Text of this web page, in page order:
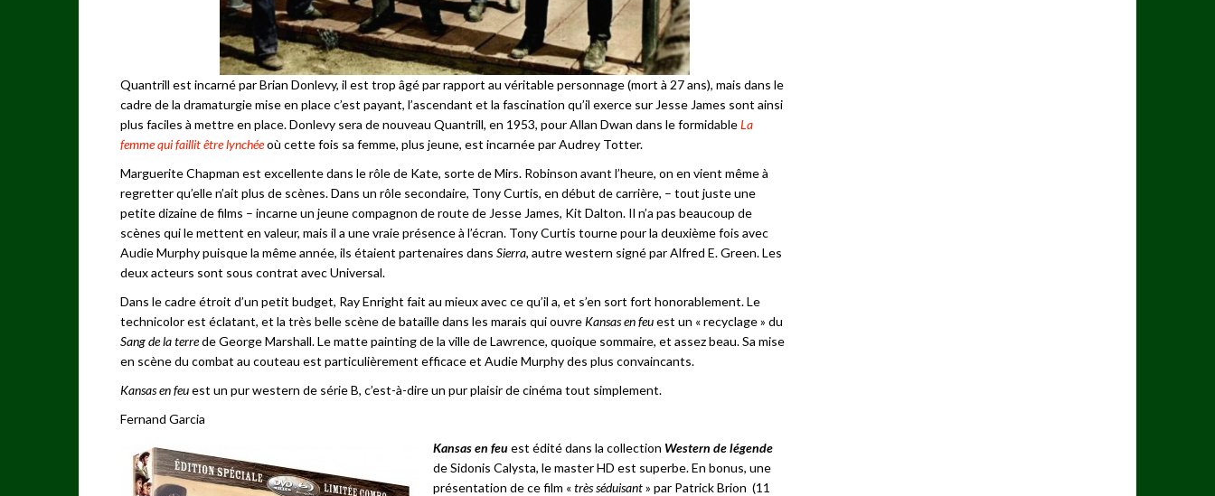
Quantrill est incarné par Brian Donlevy, il est trop âgé par rapport au véritable personnage (mort à 27 ans), mais dans le
cadre de la dramaturgie mise en place c’est payant, l’ascendant et la fascination qu’il exerce sur Jesse James sont ainsi
plus faciles à mettre en place. Donlevy sera de nouveau Quantrill, en 1953, pour Allan Dwan dans le formidableLa
femme qui faillit être lynchéeoù cette fois sa femme, plus jeune, est incarnée par Audrey Totter.
Marguerite Chapman est excellente dans le rôle de Kate, sorte de Mirs. Robinson avant l’heure, on en vient même à
regretter qu’elle n’ait plus de scènes. Dans un rôle secondaire, Tony Curtis, en début de carrière, – tout juste une
petite dizaine de films – incarne un jeune compagnon de route de Jesse James, Kit Dalton. Il n’a pas beaucoup de
scènes qui le mettent en valeur, mais il a une vraie présence à l’écran. Tony Curtis tourne pour la deuxième fois avec
Audie Murphy puisque la même année, ils étaient partenaires dans Sierra, autre western signé par Alfred E. Green. Les
deux acteurs sont sous contrat avec Universal.
Dans le cadre étroit d’un petit budget, Ray Enright fait au mieux avec ce qu’il a, et s’en sort fort honorablement. Le
technicolor est éclatant, et la très belle scène de bataille dans les marais qui ouvre Kansas en feuest un « recyclage » du
Sang de la terrede George Marshall. Le matte painting de la ville de Lawrence, quoique sommaire, et assez beau. Sa mise
en scène du combat au couteau est particulièrement efficace et Audie Murphy des plus convaincants.
Kansas en feuest un pur western de série B, c’est-à-dire un pur plaisir de cinéma tout simplement.
Fernand Garcia
Kansas en feuest édité dans la collection Western de légende
de Sidonis Calysta, le master HD est superbe. En bonus, une
présentation de ce film «très séduisant» par Patrick Brion (11